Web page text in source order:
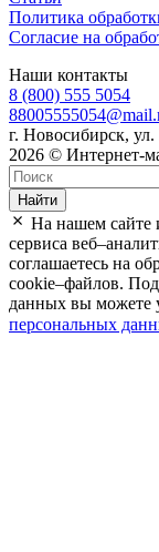
Политика
Согласие на
Наши контакты
8 (800) 555 5054
г. Новосибирск,
2026 © Интернет-
Найти
На нашем сайте
сервиса
соглашаетесь на
cookie–файлов.
данных вы можете
персональных